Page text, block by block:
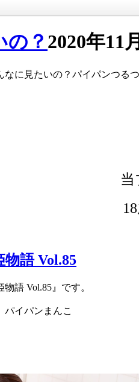
の？ 2020年11月
なに見たいの？パイパンつる
当
語 Vol.85
語 Vol.85』です。
パイパンまんこ